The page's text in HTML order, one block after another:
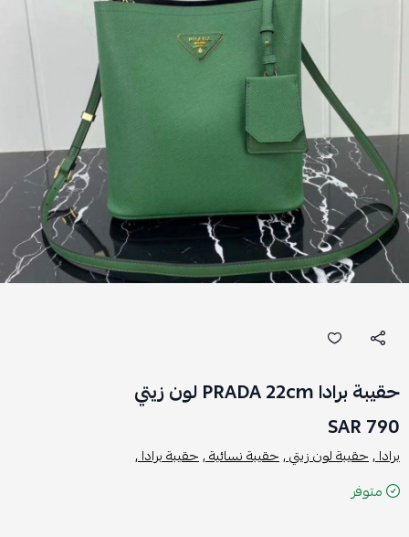
حقيبة برادا PRADA 22cm لون زيتي
790 SAR
برادا ,حقيبة لون زيتي ,حقيبة نسائية ,حقيبة برادا ,
متوفر